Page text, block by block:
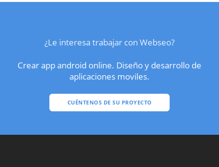
¿Le interesa trabajar con Webseo?
Crear app android online. Diseño y desarrollo de
aplicaciones moviles.
CUÉNTENOS DE SU PROYECTO